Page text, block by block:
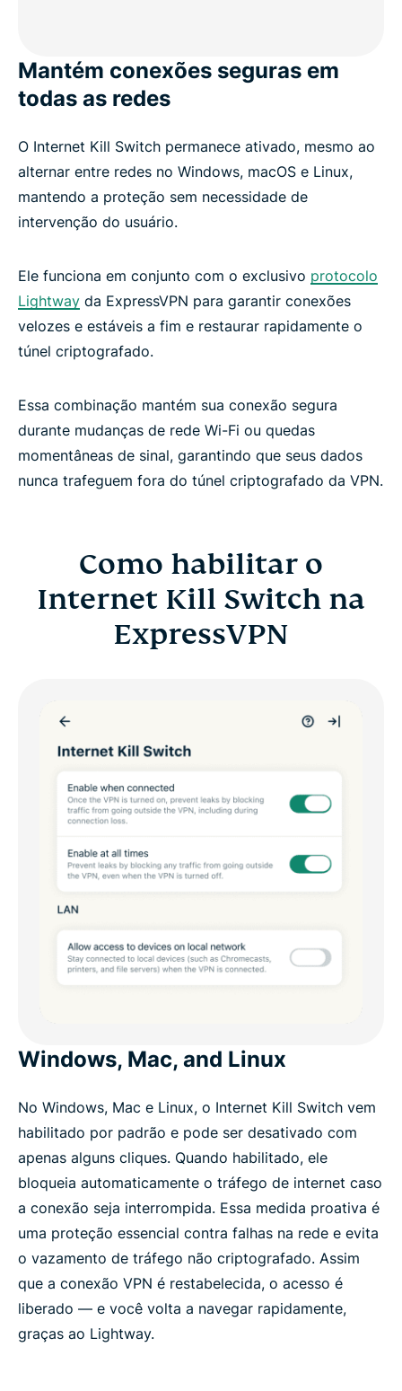
Mantém conexões seguras em
todas as redes
O Internet Kill Switch permanece ativado, mesmo ao
alternar entre redes no Windows, macOS e Linux,
mantendo a proteção sem necessidade de
intervenção do usuário.
Ele funciona em conjunto com o exclusivo protocolo
Lightway da ExpressVPN para garantir conexões
velozes e estáveis a fim e restaurar rapidamente o
túnel criptografado.
Essa combinação mantém sua conexão segura
durante mudanças de rede Wi-Fi ou quedas
momentâneas de sinal, garantindo que seus dados
nunca trafeguem fora do túnel criptografado da VPN.
Como habilitar o
Internet Kill Switch na
ExpressVPN
Windows, Mac, and Linux
No Windows, Mac e Linux, o Internet Kill Switch vem
habilitado por padrão e pode ser desativado com
apenas alguns cliques. Quando habilitado, ele
bloqueia automaticamente o tráfego de internet caso
a conexão seja interrompida. Essa medida proativa é
uma proteção essencial contra falhas na rede e evita
o vazamento de tráfego não criptografado. Assim
que a conexão VPN é restabelecida, o acesso é
liberado — e você volta a navegar rapidamente,
graças ao Lightway.